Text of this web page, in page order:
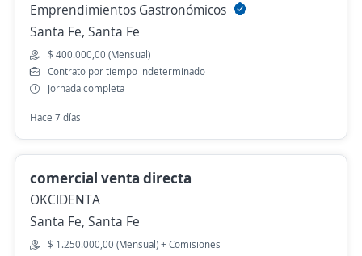
Emprendimientos Gastronómicos
Santa Fe, Santa Fe
$ 400.000,00 (Mensual)
Contrato por tiempo indeterminado
Jornada completa
Hace 7 días
comercial venta directa
OKCIDENTA
Santa Fe, Santa Fe
$ 1.250.000,00 (Mensual) + Comisiones